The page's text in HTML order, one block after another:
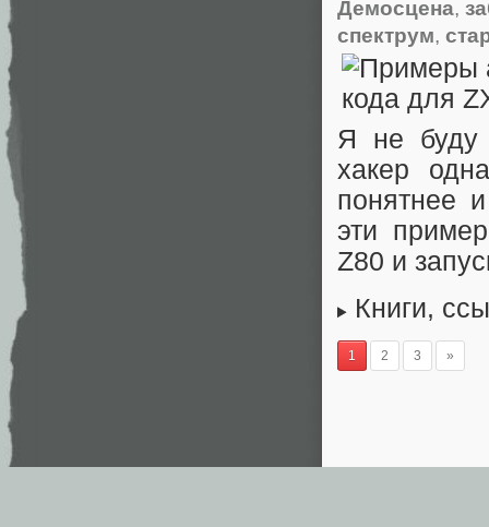
Демосцена,
спектрум,
Я не буду
хакер
понятнее
эти
Z80 и
Книги,
1 2 3 »